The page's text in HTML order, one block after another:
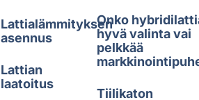
Lattialämmityksen
asennus
Lattian
laatoitus
Onko
hyvä valinta vai
pelkkää
Tiilikaton